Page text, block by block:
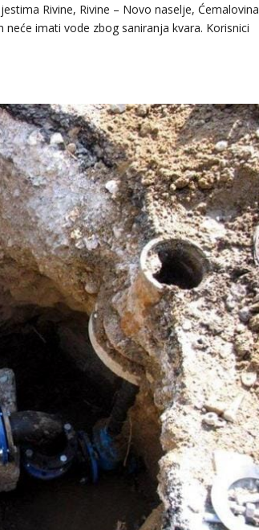
Rivine, Rivine – Novo naselje, Ćemalovina
neće imati vode zbog saniranja kvara. Korisnici